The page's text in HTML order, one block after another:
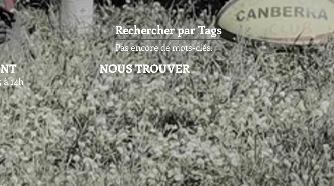
Rechercher par Tags
Pas encore de mots-clés.
à 14h
NOUS TROUVER